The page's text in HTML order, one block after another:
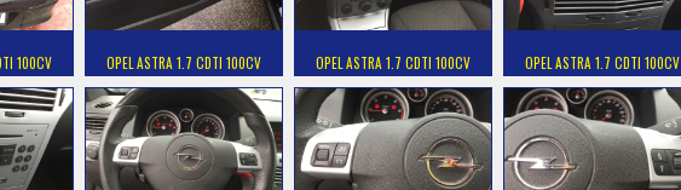
100CV OPEL ASTRA 1.7 CDTI 100CV OPEL ASTRA 1.7 CDTI 100CV OPEL ASTRA 1.7 CDTI 100CV